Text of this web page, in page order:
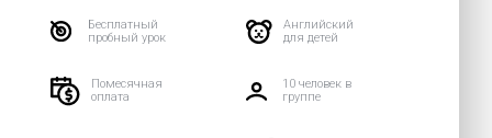
Бесплатный
пробный урок
Английский
для детей
Помесячная
оплата
10 человек в
группе